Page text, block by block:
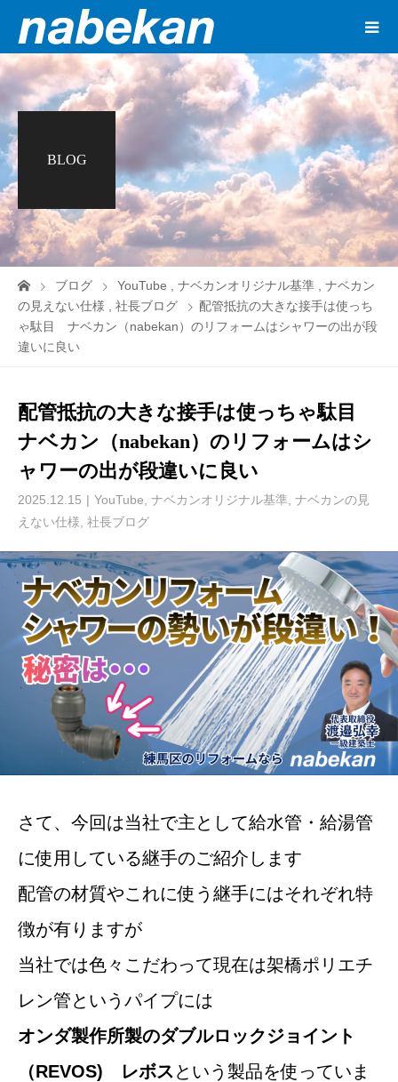
BLOG
ブログ YouTube ナベカンオリジナル基準
ナベカン
の見えない仕様
社長ブログ
配管抵抗の大きな接手は使っち
ゃ駄目 ナベカン（nabekan）のリフォームはシャワーの出が段
違いに良い
配管抵抗の大きな接手は使っちゃ駄目
ナベカン（nabekan）のリフォームはシ
ャワーの出が段違いに良い
2025.12.15 YouTube ナベカンオリジナル基準 ナベカンの見
えない仕様 社長ブログ
さて、今回は当社で主として給水管・給湯管
に使用している継手のご紹介します
配管の材質やこれに使う継手にはそれぞれ特
徴が有りますが
当社では色々こだわって現在は架橋ポリエチ
レン管というパイプには
オンダ製作所製のダブルロックジョイント
（REVOS) レボスという製品を使っていま